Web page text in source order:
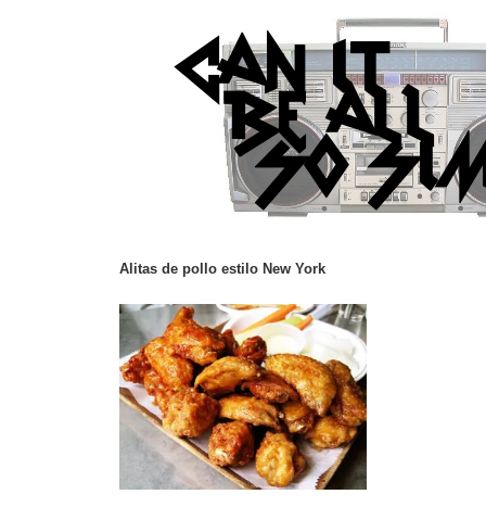
Alitas de pollo estilo New York